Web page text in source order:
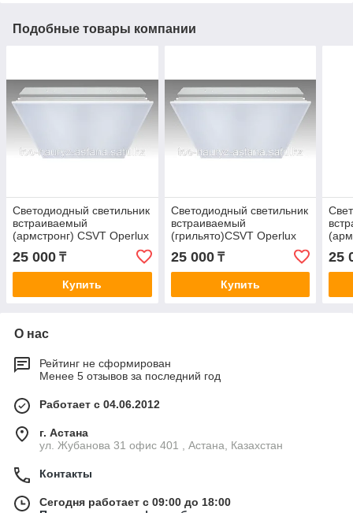
Подобные товары компании
Светодиодный светильник
встраиваемый
(армстронг) CSVT Operlux
-30/opal/R-1
25 000 ₸
Купить
Светодиодный светильник
встраиваемый
(грильято)CSVT Operlux
-38/opal/R-2
25 000₸
Купить
25
О нас
Рейтинг не сформирован
Менее 5 отзывов за последний год
Работает с 04.06.2012
г. Астана
ул. Жубанова 31 офис 401 , Астана, Казахстан
Контакты
Сегодня работает с 09:00 до 18:00